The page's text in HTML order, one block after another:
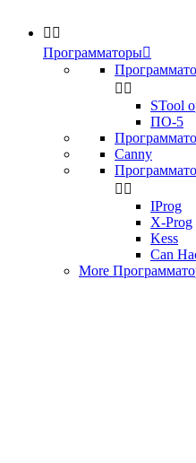
 
Программаторы
 
STool
ПО-5
Canny
 
IProg
X-Prog
Kess
Can
More